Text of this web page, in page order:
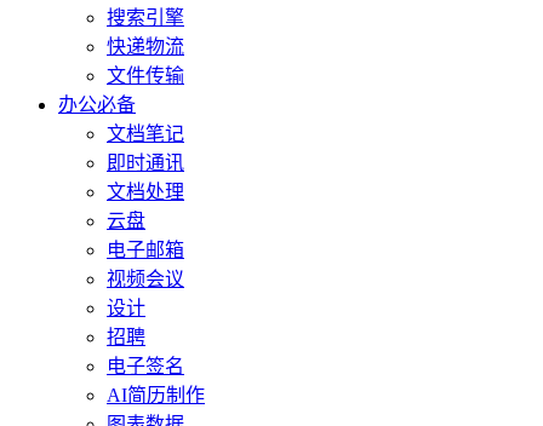
搜索引擎
快递物流
文件传输
办公必备
文档笔记
即时通讯
文档处理
云盘
电子邮箱
视频会议
设计
招聘
电子签名
AI简历制作